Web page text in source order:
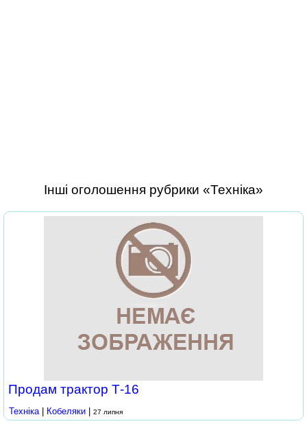
Інші оголошення рубрики «Техніка»
Продам трактор Т-16
Техніка| Кобеляки 27 липня